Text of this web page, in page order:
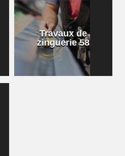
Travaux de
zinguerie 58